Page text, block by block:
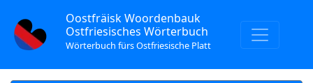
Oostfräisk Woordenbauk
Ostfriesisches Wörterbuch
Wörterbuch fürs Ostfriesische Platt